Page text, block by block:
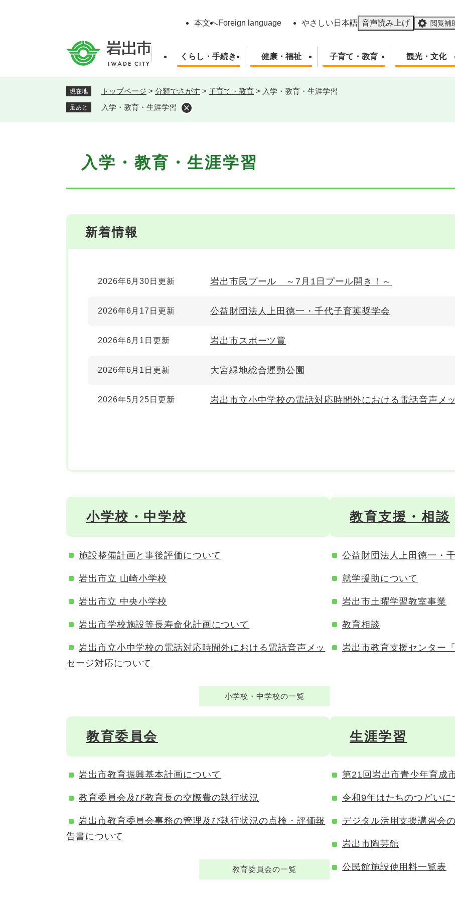
本文へForeign language やさしい日本語 音声読み上げ 閲覧補
くらし・手続き 健康・福祉 子育て・教育 観光・文化
現在地 トップページ > 分類でさがす > 子育て・教育 > 入学・教育・生涯学習
足あと 入学・教育・生涯学習
入学・教育・生涯学習
新着情報
2026年6月30日更新 岩出市民プール ～7月1日プール開き！～
2026年6月17日更新 公益財団法人上田徳一・千代子育英奨学会
2026年6月1日更新 岩出市スポーツ賞
2026年6月1日更新 大宮緑地総合運動公園
2026年5月25日更新 岩出市立小中学校の電話対応時間外における電話音声メ
小学校・中学校
施設整備計画と事後評価について
岩出市立 山崎小学校
岩出市立 中央小学校
岩出市学校施設等長寿命化計画について
岩出市立小中学校の電話対応時間外における電話音声メッ
セージ対応について
小学校・中学校の一覧
教育支援・相談
公益財団法人上田徳一・
就学援助について
岩出市土曜学習教室事業
教育相談
岩出市教育支援センター
教育委員会
岩出市教育振興基本計画について
教育委員会及び教育長の交際費の執行状況
岩出市教育委員会事務の管理及び執行状況の点検・評価報
告書について
教育委員会の一覧
生涯学習
第21回岩出市青少年育成
令和9年はたちのつどいに
デジタル活用支援講習会
岩出市陶芸館
公民館施設使用料一覧表